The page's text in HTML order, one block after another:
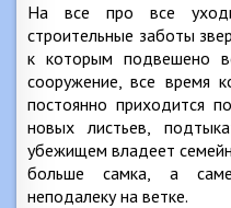
На все про все
строительные заботы
к которым подвешено
сооружение, все время
постоянно приходится
новых листьев,
убежищем владеет
больше самка, а
неподалеку на ветке.